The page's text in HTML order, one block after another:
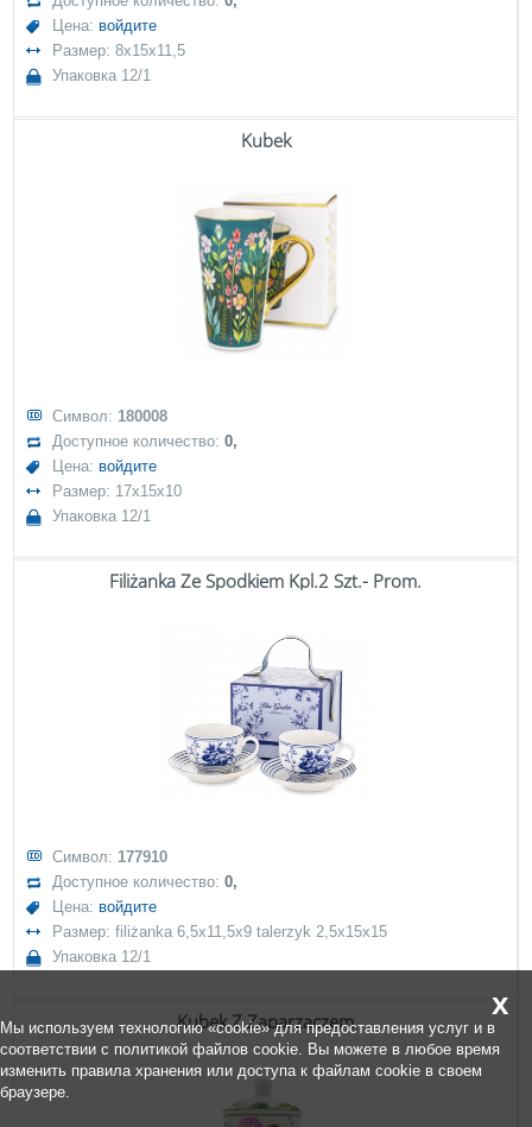
Цена: войдите
Размер: 8x15x11,5
Упаковка 12/1
Kubek
Символ: 180008
Доступное количество:0,
Цена: войдите
Размер: 17x15x10
Упаковка 12/1
Filiżanka Ze Spodkiem Kpl.2 Szt.- Prom.
Символ: 177910
Доступное количество:0,
Цена: войдите
Размер: filiżanka 6,5x11,5x9 talerzyk 2,5x15x15
Упаковка 12/1
Kubek Z Zaparzaczem x
Мы используем технологию «cookie» для предоставления услуг и в
соответствии с политикой файлов cookie. Вы можете в любое время
изменить правила хранения или доступа к файлам cookie в своем
браузере.